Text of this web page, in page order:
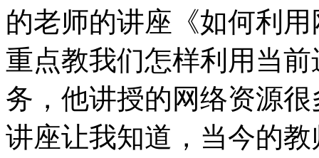
的老师的讲座《如何利
重点教我们怎样利用当
务，他讲授的网络资源
讲座让我知道，当今的